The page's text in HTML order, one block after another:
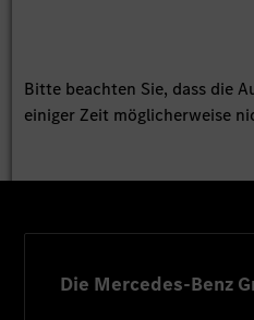
Bitte beachten Sie, dass die
einiger Zeit möglicherweise
Die Mercedes-Benz